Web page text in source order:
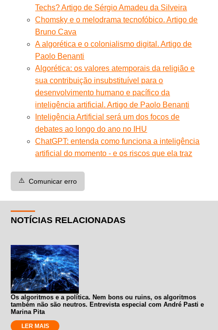
Techs? Artigo de Sérgio Amadeu da Silveira
Chomsky e o melodrama tecnofóbico. Artigo de
Bruno Cava
A algorética e o colonialismo digital. Artigo de
Paolo Benanti
Algorética: os valores atemporais da religião e
sua contribuição insubstituível para o
desenvolvimento humano e pacífico da
inteligência artificial. Artigo de Paolo Benanti
Inteligência Artificial será um dos focos de
debates ao longo do ano no IHU
ChatGPT: entenda como funciona a inteligência
artificial do momento - e os riscos que ela traz
⚠️ Comunicar erro
NOTÍCIAS RELACIONADAS
Os algoritmos e a política. Nem bons ou ruins, os algoritmos
também não são neutros. Entrevista especial com André Pasti e
Marina Pita
LER MAIS